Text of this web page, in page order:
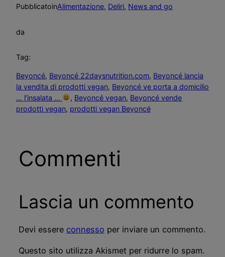
PubblicatoinAlimentazione, Deliri, News and go
da
Tag:
Beyoncé, Beyoncé 22daysnutrition.com, Beyoncé lancia
la vendita di prodotti vegan, Beyoncé ve porta a domicilio
… l’insalata …
, Beyoncé vegan, Beyoncé vende
prodotti vegan, prodotti vegan Beyoncé
Commenti
Lascia un commento
Devi essere connesso per inviare un commento.
Questo sito utilizza Akismet per ridurre lo spam.